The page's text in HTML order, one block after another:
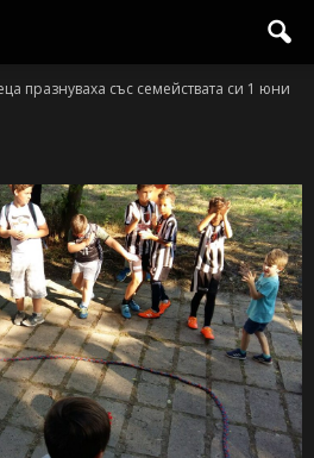
празнуваха със семействата си 1 юни